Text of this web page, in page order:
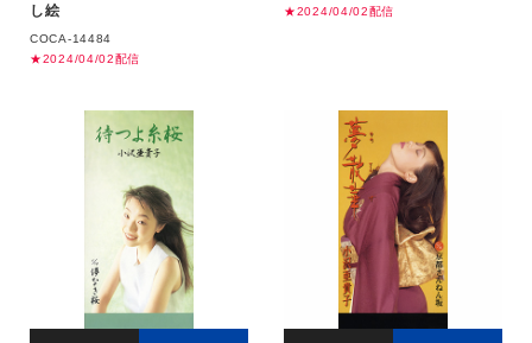
し絵
COCA-14484
★2024/04/02配信
★2024/04/02配信